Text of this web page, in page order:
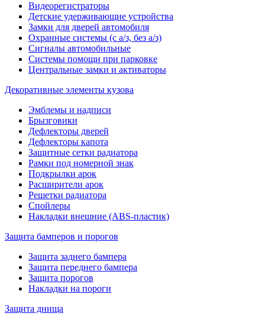
Видеорегистраторы
Детские удерживающие устройства
Замки для дверей автомобиля
Охранные системы (с а/з, без а/з)
Сигналы автомобильные
Системы помощи при парковке
Центральные замки и активаторы
Декоративные элементы кузова
Эмблемы и надписи
Брызговики
Дефлекторы дверей
Дефлекторы капота
Защитные сетки радиатора
Рамки под номерной знак
Подкрылки арок
Расширители арок
Решетки радиатора
Спойлеры
Накладки внешние (ABS-пластик)
Защита бамперов и порогов
Защита заднего бампера
Защита переднего бампера
Защита порогов
Накладки на пороги
Защита днища